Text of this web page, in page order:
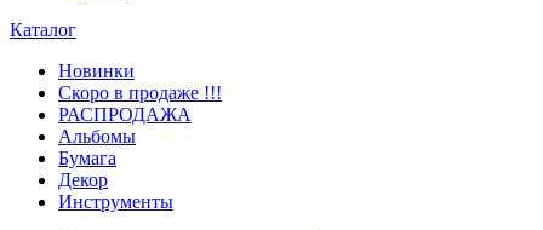
Каталог
Новинки
Скоро в продаже !!!
РАСПРОДАЖА
Альбомы
Бумага
Декор
Инструменты